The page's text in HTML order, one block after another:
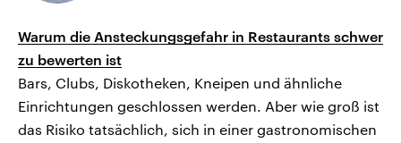
Warum die Ansteckungsgefahr in Restaurants schwer
zu bewerten ist
Bars, Clubs, Diskotheken, Kneipen und ähnliche
Einrichtungen geschlossen werden. Aber wie groß ist
das Risiko tatsächlich, sich in einer gastronomischen